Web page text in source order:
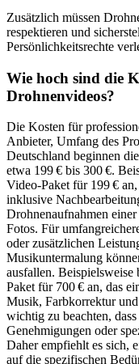
Zusätzlich müssen
respektieren und
Persönlichkeitsrechte
Wie hoch sind die
Drohnenvideos?
Die Kosten für
Anbieter, Umfang des
Deutschland beginnen
etwa 199 € bis 300 €.
Video-Paket für 199 €
inklusive
Drohnenaufnahmen
Fotos. Für
oder zusätzlichen
Musikuntermalung
ausfallen.
Paket für 700 € an, das
Musik, Farbkorrektur
wichtig zu beachten,
Genehmigungen oder
Daher empfiehlt es sich,
auf die spezifischen